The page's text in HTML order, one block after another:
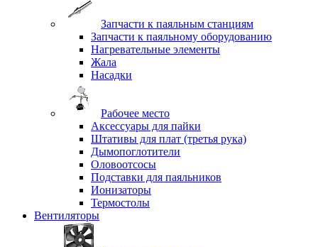
Запчасти к паяльным станциям
Запчасти к паяльному оборудованию
Нагревательные элементы
Жала
Насадки
Рабочее место
Аксессуары для пайки
Штативы для плат (третья рука)
Дымопоглотители
Оловоотсосы
Подставки для паяльников
Ионизаторы
Термостолы
Вентиляторы